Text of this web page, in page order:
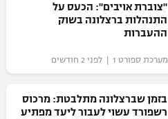
"צוברת אויבים": הכעס על
התנהלות ברצלונה בשוק
ההעברות
מערכת ספורט 1 | לפני 2 חודשים
בזמן שברצלונה מתלבטת: מרכוס
רשפורד עשוי לעבור ליעד מפתיע